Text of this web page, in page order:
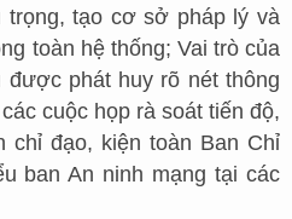
trọng, tạo cơ sở pháp lý và
toàn hệ thống; Vai trò của
phát huy rõ nét thông
cuộc họp rà soát tiến độ,
chỉ đạo, kiện toàn Ban Chỉ
ban An ninh mạng tại các